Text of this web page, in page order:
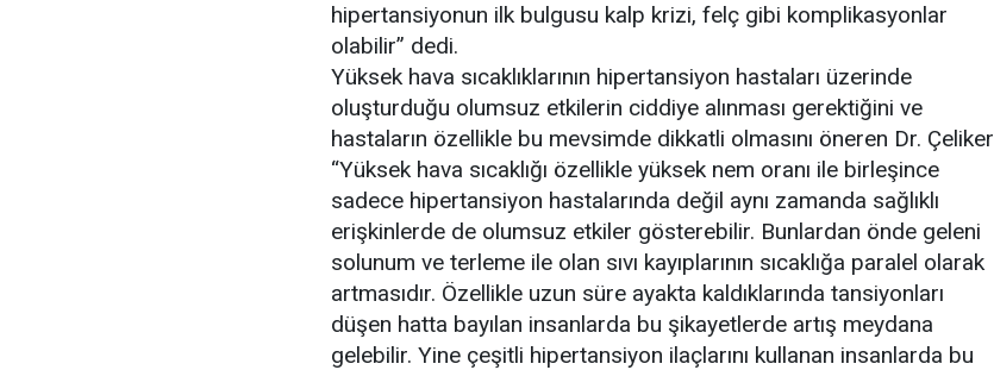
hipertansiyonun ilk bulgusu kalp krizi, felç gibi komplikasyonlar
olabilir” dedi.
Yüksek hava sıcaklıklarının hipertansiyon hastaları üzerinde
oluşturduğu olumsuz etkilerin ciddiye alınması gerektiğini ve
hastaların özellikle bu mevsimde dikkatli olmasını öneren Dr. Çeliker
“Yüksek hava sıcaklığı özellikle yüksek nem oranı ile birleşince
sadece hipertansiyon hastalarında değil aynı zamanda sağlıklı
erişkinlerde de olumsuz etkiler gösterebilir. Bunlardan önde geleni
solunum ve terleme ile olan sıvı kayıplarının sıcaklığa paralel olarak
artmasıdır. Özellikle uzun süre ayakta kaldıklarında tansiyonları
düşen hatta bayılan insanlarda bu şikayetlerde artış meydana
gelebilir. Yine çeşitli hipertansiyon ilaçlarını kullanan insanlarda bu